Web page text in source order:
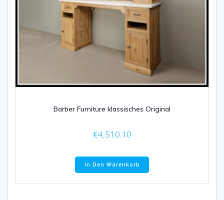
Barber Furniture klassisches Original
€4,510.10
In Den Warenkorb